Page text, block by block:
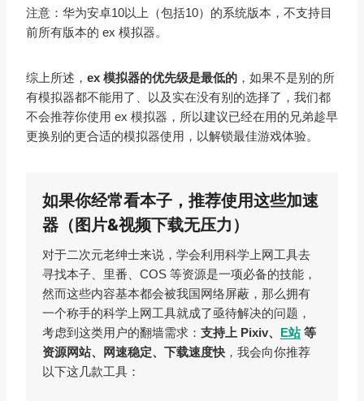
注意：华为安卓10以上（包括10）的系统版本，不支持目
前所有版本的 ex 模拟器。
综上所述， ex 模拟器的优先级是最低的 ，如果不是别的所
有模拟器都不能用了、以及实在没有别的选择了，我们都
不会推荐你使用 ex 模拟器，所以建议已经在用的兄弟趁早
更换别的更合适的模拟器使用，以解锁最佳游戏体验。
如果你经常看本子，推荐使用这些加速
器（图片&视频下载无压力）
对于二次元老绅士来说，学会利用科学上网工具去
寻找本子、里番、COS 等资源是一项必备的技能，
然而这些内容基本都会被我国网络屏蔽，那么拥有
一个称手的科学上网工具就成了亟待解决的问题，
考虑到这类用户的翻墙需求： 支持上 Pixiv、 E站等
资源网站、网速稳定、下载速度快 ，我会向你推荐
以下这几款工具：